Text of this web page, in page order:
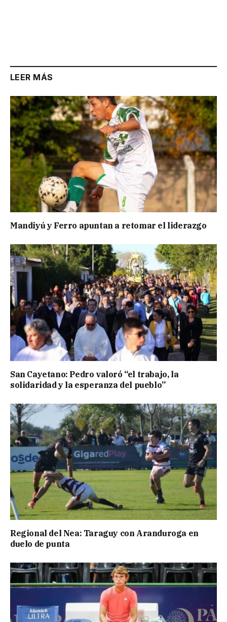
LEER MÁS
Mandiyú y Ferro apuntan a retomar el liderazgo
San Cayetano: Pedro valoró “el trabajo, la
solidaridad y la esperanza del pueblo”
Regional del Nea: Taraguy con Aranduroga en
duelo de punta